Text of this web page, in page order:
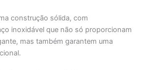
construção sólida, com
inoxidável que não só proporcionam
mas também garantem uma